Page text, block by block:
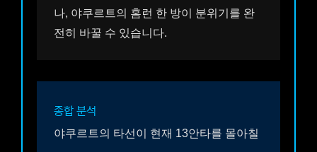
나, 야쿠르트의 홈런 한 방이 분위기를 완
전히 바꿀 수 있습니다.
종합 분석
야쿠르트의 타선이 현재 13안타를 몰아칠